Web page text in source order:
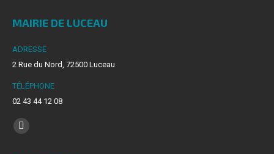
MAIRIE DE LUCEAU
ADRESSE
2 Rue du Nord, 72500 Luceau
TÉLÉPHONE
02 43 44 12 08
Trouvez nous sur :
La